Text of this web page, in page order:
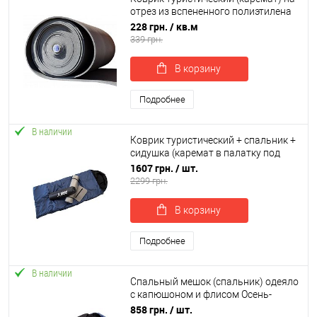
отрез из вспененного полиэтилена
ППЭ НХ OSPORT толщина 10мм (FI-
0032)
228 грн. / кв.м
339 грн.
В корзину
Подробнее
В наличии
Коврик туристический + спальник +
сидушка (каремат в палатку под
спальный мешок) OSPORT Осень
Medium+ (n-0029)
1607 грн. / шт.
2299 грн.
В корзину
Подробнее
В наличии
Спальный мешок (спальник) одеяло
с капюшоном и флисом Осень-
Весна OSPORT Tourist Medium (ty-
858 грн. / шт.